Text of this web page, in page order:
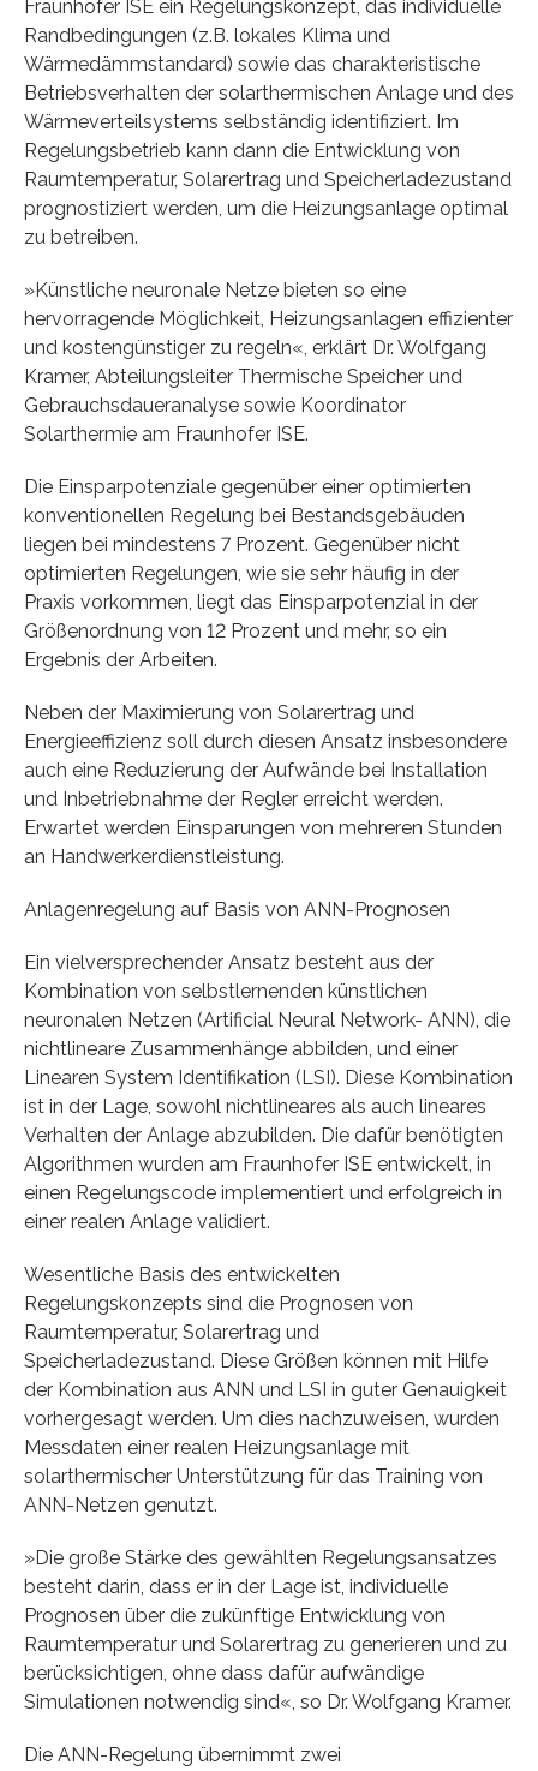
Fraunhofer ISE ein Regelungskonzept, das individuelle
Randbedingungen (z.B. lokales Klima und
Wärmedämmstandard) sowie das charakteristische
Betriebsverhalten der solarthermischen Anlage und des
Wärmeverteilsystems selbständig identifiziert. Im
Regelungsbetrieb kann dann die Entwicklung von
Raumtemperatur, Solarertrag und Speicherladezustand
prognostiziert werden, um die Heizungsanlage optimal
zu betreiben.
»Künstliche neuronale Netze bieten so eine
hervorragende Möglichkeit, Heizungsanlagen effizienter
und kostengünstiger zu regeln«, erklärt Dr. Wolfgang
Kramer, Abteilungsleiter Thermische Speicher und
Gebrauchsdaueranalyse sowie Koordinator
Solarthermie am Fraunhofer ISE.
Die Einsparpotenziale gegenüber einer optimierten
konventionellen Regelung bei Bestandsgebäuden
liegen bei mindestens 7 Prozent. Gegenüber nicht
optimierten Regelungen, wie sie sehr häufig in der
Praxis vorkommen, liegt das Einsparpotenzial in der
Größenordnung von 12 Prozent und mehr, so ein
Ergebnis der Arbeiten.
Neben der Maximierung von Solarertrag und
Energieeffizienz soll durch diesen Ansatz insbesondere
auch eine Reduzierung der Aufwände bei Installation
und Inbetriebnahme der Regler erreicht werden.
Erwartet werden Einsparungen von mehreren Stunden
an Handwerkerdienstleistung.
Anlagenregelung auf Basis von ANN-Prognosen
Ein vielversprechender Ansatz besteht aus der
Kombination von selbstlernenden künstlichen
neuronalen Netzen (Artificial Neural Network- ANN), die
nichtlineare Zusammenhänge abbilden, und einer
Linearen System Identifikation (LSI). Diese Kombination
ist in der Lage, sowohl nichtlineares als auch lineares
Verhalten der Anlage abzubilden. Die dafür benötigten
Algorithmen wurden am Fraunhofer ISE entwickelt, in
einen Regelungscode implementiert und erfolgreich in
einer realen Anlage validiert.
Wesentliche Basis des entwickelten
Regelungskonzepts sind die Prognosen von
Raumtemperatur, Solarertrag und
Speicherladezustand. Diese Größen können mit Hilfe
der Kombination aus ANN und LSI in guter Genauigkeit
vorhergesagt werden. Um dies nachzuweisen, wurden
Messdaten einer realen Heizungsanlage mit
solarthermischer Unterstützung für das Training von
ANN-Netzen genutzt.
»Die große Stärke des gewählten Regelungsansatzes
besteht darin, dass er in der Lage ist, individuelle
Prognosen über die zukünftige Entwicklung von
Raumtemperatur und Solarertrag zu generieren und zu
berücksichtigen, ohne dass dafür aufwändige
Simulationen notwendig sind«, so Dr. Wolfgang Kramer.
Die ANN-Regelung übernimmt zwei